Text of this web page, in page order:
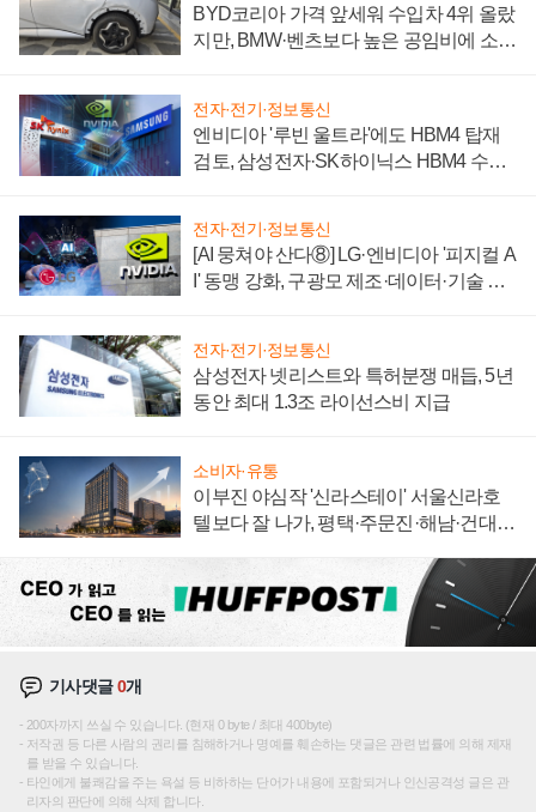
BYD코리아 가격 앞세워 수입차 4위 올랐
지만, BMW·벤츠보다 높은 공임비에 소비
전자·전기·정보통신
엔비디아 '루빈 울트라'에도 HBM4 탑재
검토, 삼성전자·SK하이닉스 HBM4 수율
전자·전기·정보통신
[AI 뭉쳐야 산다⑧] LG·엔비디아 '피지컬 A
I' 동맹 강화, 구광모 제조·데이터·기술 결
전자·전기·정보통신
삼성전자 넷리스트와 특허분쟁 매듭, 5년
동안 최대 1.3조 라이선스비 지급
소비자·유통
이부진 야심작 '신라스테이' 서울신라호
텔보다 잘 나가, 평택·주문진·해남·건대로
기사댓글0개
200자까지 쓰실 수 있습니다. (현재 0 byte / 최대 400byte)
저작권 등 다른 사람의 권리를 침해하거나 명예를 훼손하는 댓글은 관련 법률에 의해 제재
를 받을 수 있습니다.
타인에게 불쾌감을 주는 욕설 등 비하하는 단어가 내용에 포함되거나 인신공격성 글은 관
리자의 판단에 의해 삭제 합니다.